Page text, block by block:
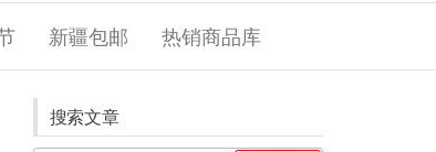
新疆包邮 热销商品库
搜索文章